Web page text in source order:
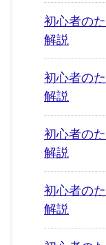
初心者の
解説
初心者の
解説
初心者の
解説
初心者の
解説